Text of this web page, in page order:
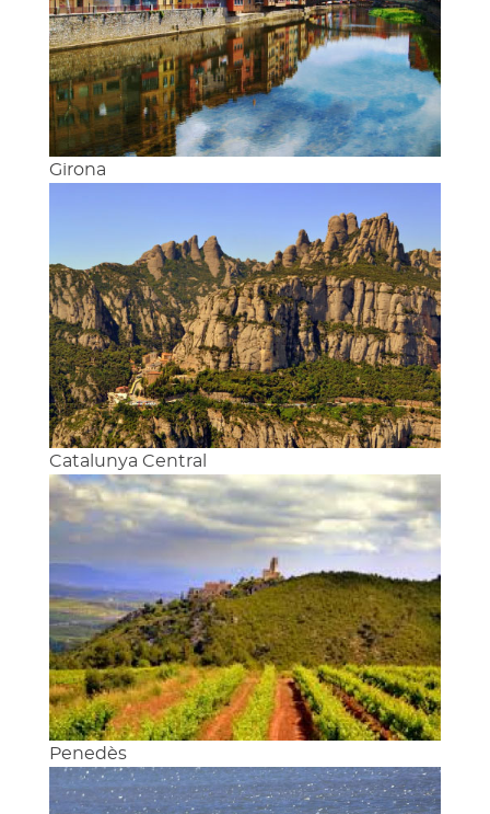
Girona
Catalunya Central
Penedès